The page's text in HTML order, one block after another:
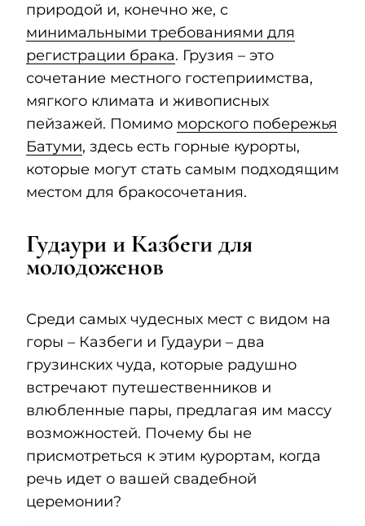
природой и, конечно же, с
минимальными требованиями для
регистрации брака. Грузия – это
сочетание местного гостеприимства,
мягкого климата и живописных
пейзажей. Помимо морского побережья
Батуми, здесь есть горные курорты,
которые могут стать самым подходящим
местом для бракосочетания.
Гудаури и Казбеги для
молодоженов
Среди самых чудесных мест с видом на
горы – Казбеги и Гудаури – два
грузинских чуда, которые радушно
встречают путешественников и
влюбленные пары, предлагая им массу
возможностей. Почему бы не
присмотреться к этим курортам, когда
речь идет о вашей свадебной
церемонии?